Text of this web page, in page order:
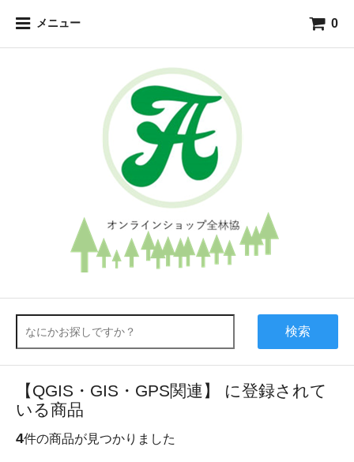
メニュー 0
検索
【QGIS・GIS・GPS関連】 に登録されて
いる商品
4件の商品が見つかりました